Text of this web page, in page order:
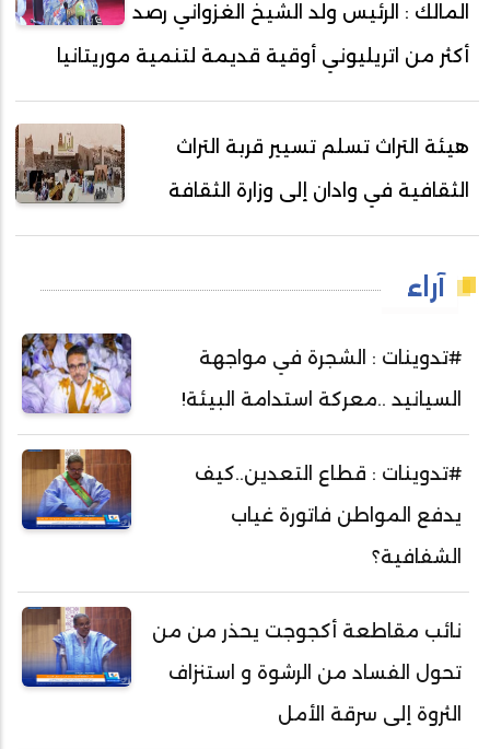
المالك : الرئيس ولد الشيخ الغزواني رصد
أكثر من اتريليوني أوقية قديمة لتنمية موريتانيا
هيئة التراث تسلم تسيير قربة التراث
الثقافية في وادان إلى وزارة الثقافة
آراء
#تدوينات : الشجرة في مواجهة
السيانيد ..معركة استدامة البيئة!
#تدوينات : قطاع التعدين..كيف
يدفع المواطن فاتورة غياب
الشفافية؟
نائب مقاطعة أكجوجت يحذر من من
تحول الفساد من الرشوة و استنزاف
الثروة إلى سرقة الأمل